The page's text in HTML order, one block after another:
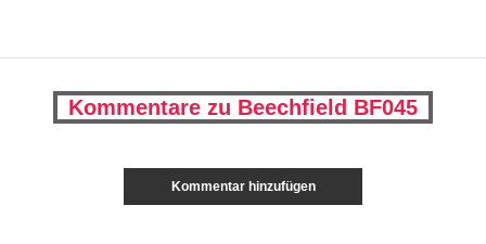
Kommentare zu Beechfield BF045
Kommentar hinzufügen